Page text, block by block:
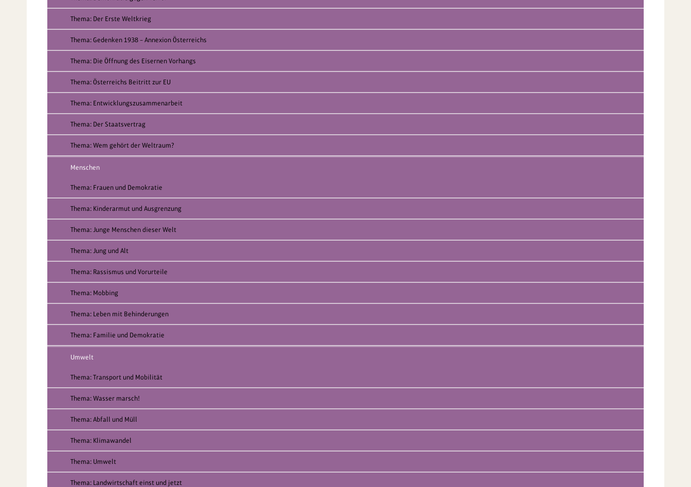
Thema: Der Erste Weltkrieg
Thema: Gedenken 1938 – Annexion Österreichs
Thema: Die Öffnung des Eisernen Vorhangs
Thema: Österreichs Beitritt zur EU
Thema: Entwicklungszusammenarbeit
Thema: Der Staatsvertrag
Thema: Wem gehört der Weltraum?
Menschen
Thema: Frauen und Demokratie
Thema: Kinderarmut und Ausgrenzung
Thema: Junge Menschen dieser Welt
Thema: Jung und Alt
Thema: Rassismus und Vorurteile
Thema: Mobbing
Thema: Leben mit Behinderungen
Thema: Familie und Demokratie
Umwelt
Thema: Transport und Mobilität
Thema: Wasser marsch!
Thema: Abfall und Müll
Thema: Klimawandel
Thema: Umwelt
Thema: Landwirtschaft einst und jetzt